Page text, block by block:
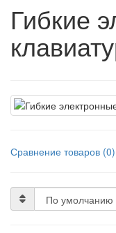
Гибкие
Сравнение товаров (0)